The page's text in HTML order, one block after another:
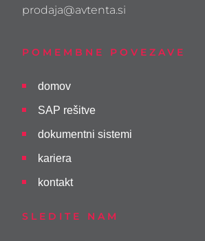
prodaja@avtenta.si
POMEMBNE POVEZAVE
domov
SAP rešitve
dokumentni sistemi
kariera
kontakt
SLEDITE NAM